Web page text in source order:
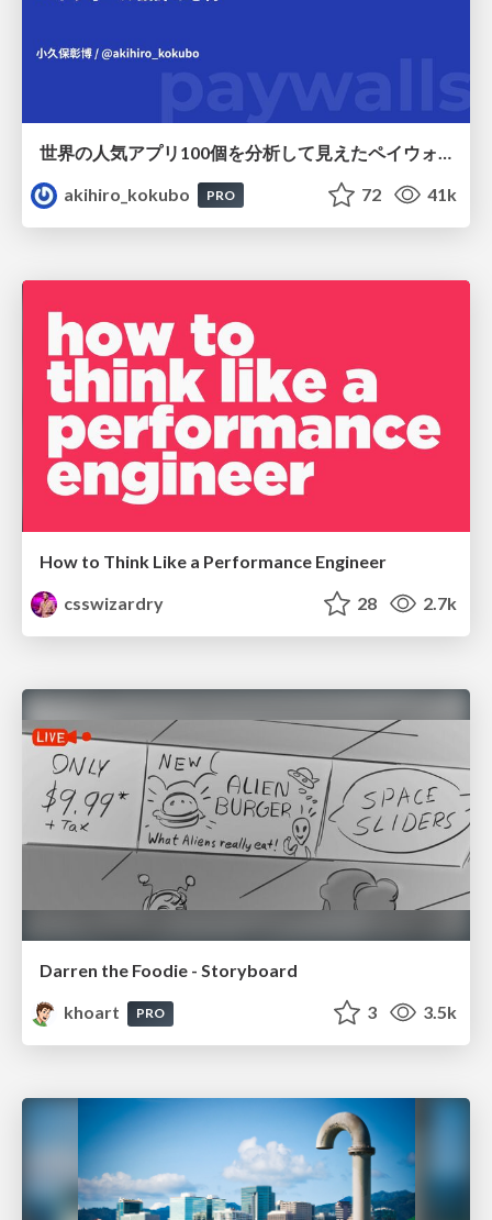
akihiro_kokubo
PRO 72 41k
How to Think Like a Performance Engineer
csswizardry
28 2.7k
Darren the Foodie - Storyboard
khoart
PRO 3 3.5k